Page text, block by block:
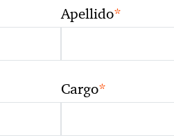
Apellido*
Cargo*